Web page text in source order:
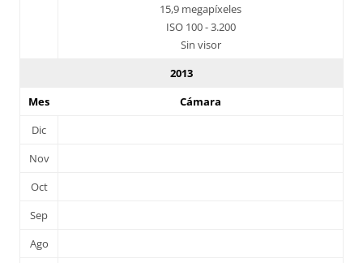
15,9 megapíxeles
ISO 100 - 3.200
Sin visor
2013
Mes
Cámara
Dic
Nov
Oct
Sep
Ago